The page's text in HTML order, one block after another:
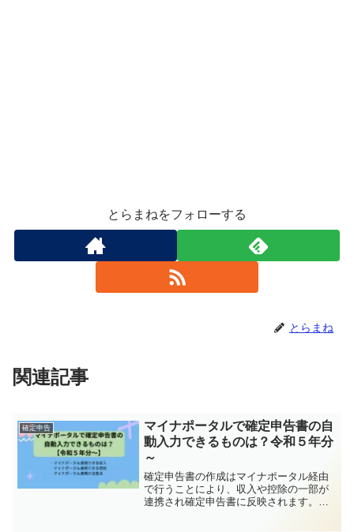
とらまねをフォローする
とらまね
関連記事
確定申告
マイナポータルで確定申告書の自
動入力できるものは？令和５年分
～
確定申告書の作成はマイナポータル経由
で行うことにより、収入や控除の一部が
連携され確定申告書に反映されます。入